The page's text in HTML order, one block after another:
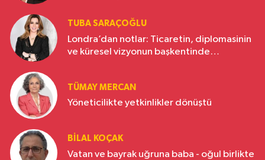
TUBA SARAÇOĞLU
Londra’dan notlar: Ticaretin, diplomasinin
ve küresel vizyonun başkentinde
TÜMAY MERCAN
Yöneticilikte yetkinlikler dönüştü
BILAL KOÇAK
Vatan ve bayrak uğruna baba - oğul birlikte